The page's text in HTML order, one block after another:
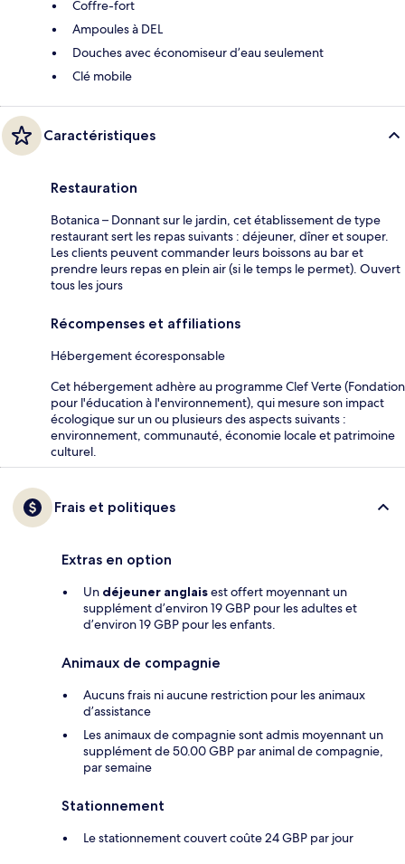
Coffre-fort
Ampoules à DEL
Douches avec économiseur d’eau seulement
Clé mobile
Caractéristiques
Restauration
Botanica – Donnant sur le jardin, cet établissement de type
restaurant sert les repas suivants : déjeuner, dîner et souper.
Les clients peuvent commander leurs boissons au bar et
prendre leurs repas en plein air (si le temps le permet). Ouvert
tous les jours
Récompenses et affiliations
Hébergement écoresponsable
Cet hébergement adhère au programme Clef Verte (Fondation
pour l'éducation à l'environnement), qui mesure son impact
écologique sur un ou plusieurs des aspects suivants :
environnement, communauté, économie locale et patrimoine
culturel.
Frais et politiques
Extras en option
Un déjeuner anglaisest offert moyennant un
supplément d’environ 19 GBP pour les adultes et
d’environ 19 GBP pour les enfants.
Animaux de compagnie
Aucuns frais ni aucune restriction pour les animaux
d’assistance
Les animaux de compagnie sont admis moyennant un
supplément de 50.00 GBP par animal de compagnie,
par semaine
Stationnement
Le stationnement couvert coûte 24 GBP par jour